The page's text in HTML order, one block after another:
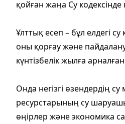
қойған жаңа Су кодексінде
Ұлттық есеп – бұл елдегі
оны қорғау және
күнтізбелік жылға
Онда негізгі өзендердің
ресурстарының су
өңірлер және экономика